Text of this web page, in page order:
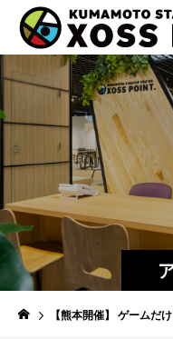
【熊本開催】 ゲームだけじゃない！ビジネス